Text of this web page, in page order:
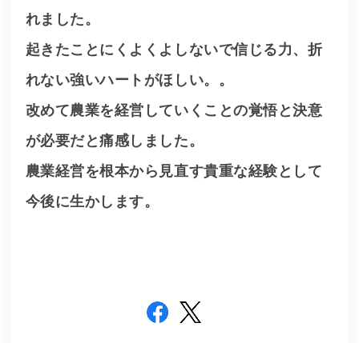
れました。
起きたことにくよくよしないで信じる力、折
れない強いハートがほしい。。
改めて農業を経営していくことの覚悟と決意
が必要だと痛感しました。
農業経営を根本から見直す貴重な経験として
今後に生かします。